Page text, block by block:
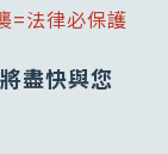
=法律必保護
盡快與您